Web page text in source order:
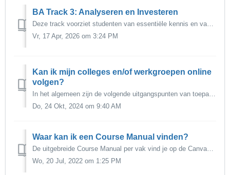
BA Track 3: Analyseren en Investeren
Deze track voorziet studenten van essentiële kennis en vaardigheden op het gebied van accounting en financiën. Studenten leren de belangrijkste kenmerk...
Vr, 17 Apr, 2026 om 3:24 PM
Kan ik mijn colleges en/of werkgroepen online
volgen?
In het algemeen zijn de volgende uitgangspunten van toepassing op het onderwijs bij RSM: De meeste colleges worden op de campus gegeven. Sommige vakke...
Do, 24 Okt, 2024 om 9:40 AM
Waar kan ik een Course Manual vinden?
De uitgebreide Course Manual per vak vind je op de Canvas pagina van het betreffende vak. Bekijk dit filmpje voor uitleg over de inhoud van de Course Manual...
Wo, 20 Jul, 2022 om 1:25 PM